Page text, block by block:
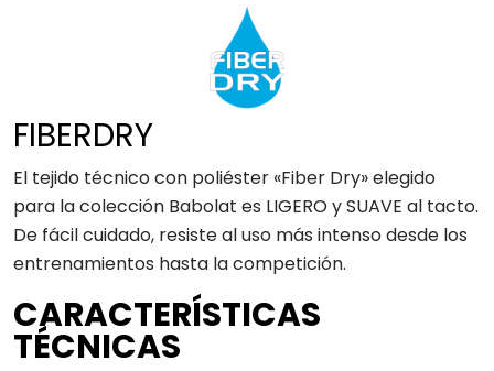
FIBERDRY
El tejido técnico con poliéster «Fiber Dry» elegido
para la colección Babolat es LIGERO y SUAVE al tacto.
De fácil cuidado, resiste al uso más intenso desde los
entrenamientos hasta la competición.
CARACTERÍSTICAS
TÉCNICAS